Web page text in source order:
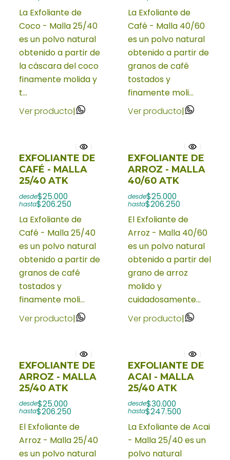
La Exfoliante de
Coco - Malla 25/40
es un polvo natural
obtenido a partir de
la cáscara del coco
finamente molida y
t...
Ver producto|
La Exfoliante de
Café - Malla 40/60
es un polvo natural
obtenido a partir de
granos de café
tostados y
finamente moli...
Ver producto|
EXFOLIANTE DE
CAFÉ - MALLA
25/40 ATK
desde$25.000
hasta$206.250
La Exfoliante de
Café - Malla 25/40
es un polvo natural
obtenido a partir de
granos de café
tostados y
finamente moli...
Ver producto|
EXFOLIANTE DE
ARROZ - MALLA
40/60 ATK
desde$25.000
hasta$206.250
El Exfoliante de
Arroz - Malla 40/60
es un polvo natural
obtenido a partir del
grano de arroz
molido y
cuidadosamente...
Ver producto|
EXFOLIANTE DE
ARROZ - MALLA
25/40 ATK
desde$25.000
hasta$206.250
El Exfoliante de
Arroz - Malla 25/40
es un polvo natural
EXFOLIANTE DE
ACAI - MALLA
25/40 ATK
desde$30.000
hasta$247.500
La Exfoliante de Acai
- Malla 25/40 es un
polvo natural